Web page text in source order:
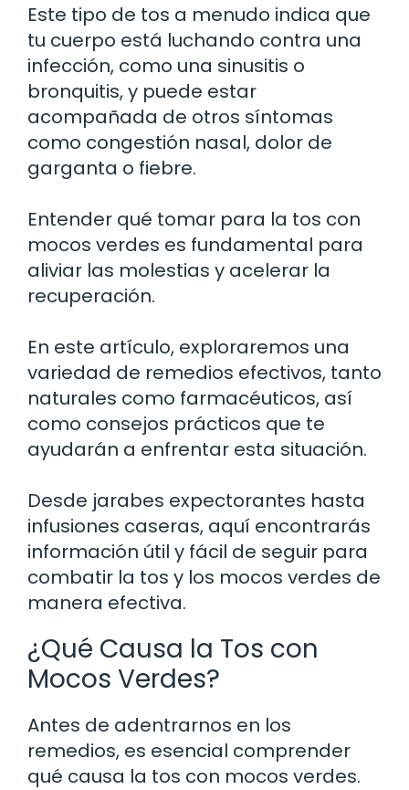
Este tipo de tos a menudo indica que
tu cuerpo está luchando contra una
infección, como una sinusitis o
bronquitis, y puede estar
acompañada de otros síntomas
como congestión nasal, dolor de
garganta o fiebre.
Entender qué tomar para la tos con
mocos verdes es fundamental para
aliviar las molestias y acelerar la
recuperación.
En este artículo, exploraremos una
variedad de remedios efectivos, tanto
naturales como farmacéuticos, así
como consejos prácticos que te
ayudarán a enfrentar esta situación.
Desde jarabes expectorantes hasta
infusiones caseras, aquí encontrarás
información útil y fácil de seguir para
combatir la tos y los mocos verdes de
manera efectiva.
¿Qué Causa la Tos con
Mocos Verdes?
Antes de adentrarnos en los
remedios, es esencial comprender
qué causa la tos con mocos verdes.